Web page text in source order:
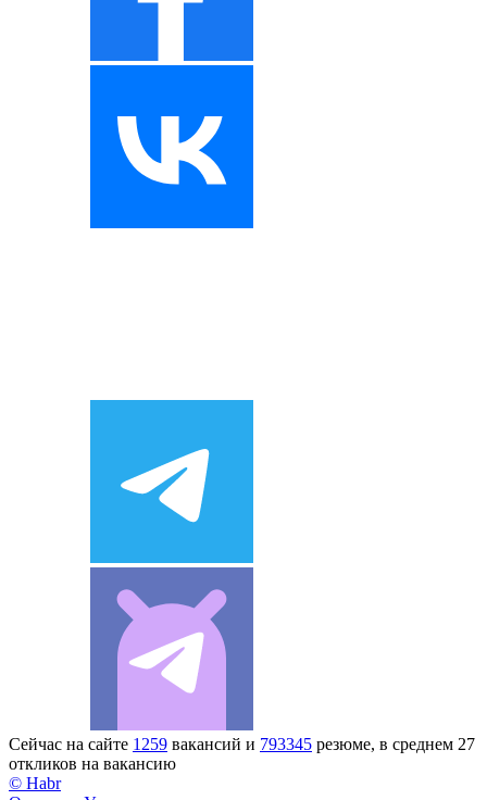
Сейчас на сайте 1259 вакансий и 793345 резюме, в среднем 27
откликов на вакансию
© Habr